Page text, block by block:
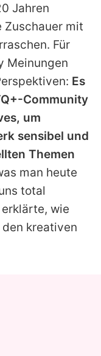
Jahren
mit
Für
Meinungen
Es
Community
um
sensibel und
Themen
man heute
total
wie
kreativen